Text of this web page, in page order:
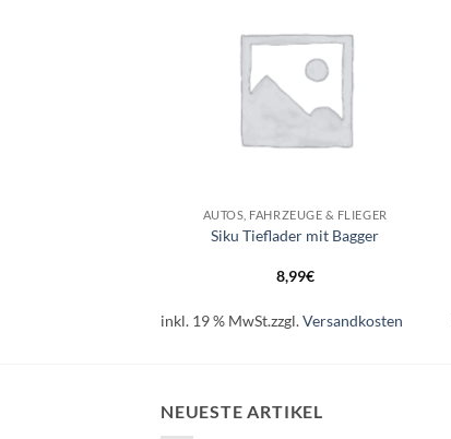
AUTOS, FAHRZEUGE & FLIEGER
Siku Tieflader mit Bagger
8,99€
inkl. 19 % MwSt.zzgl.Versandkosten
NEUESTE ARTIKEL